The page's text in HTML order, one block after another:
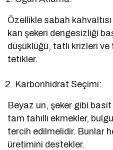
Özellikle sabah
kan şekeri dengesizliği
düşüklüğü, tatlı krizleri ve
tetikler.
Karbonhidrat Seçimi:
Beyaz un, şeker gibi
tam tahıllı ekmekler,
tercih edilmelidir. Bunlar
üretimini destekler.